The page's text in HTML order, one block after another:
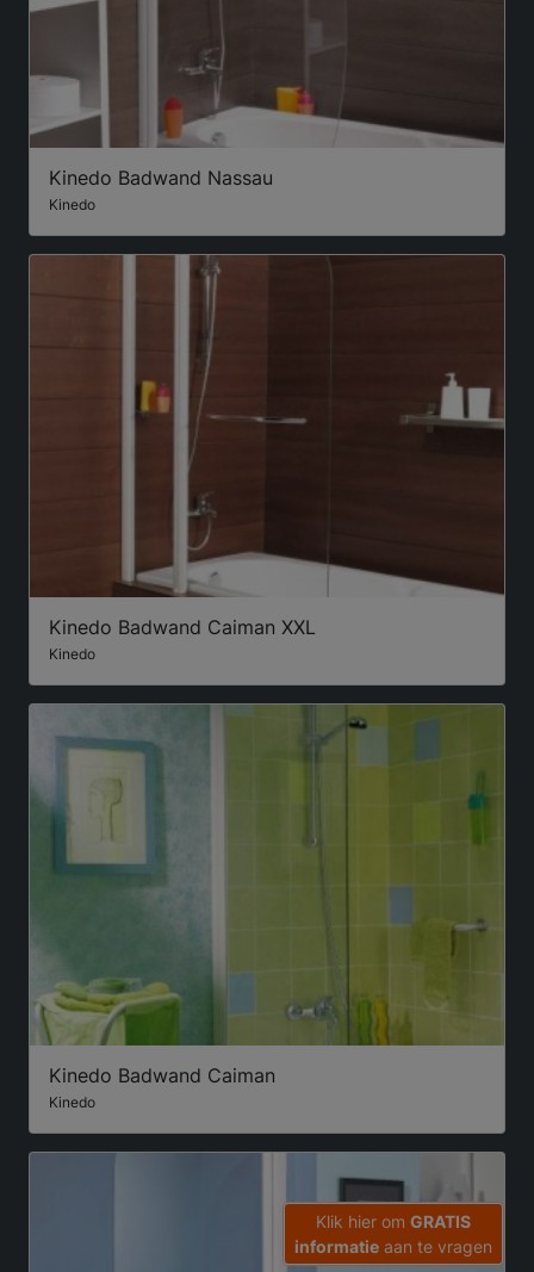
Kinedo Badwand Nassau
Kinedo
Kinedo Badwand Caiman XXL
Kinedo
Kinedo Badwand Caiman
Kinedo
Klik hier om GRATIS
informatie aan te vragen